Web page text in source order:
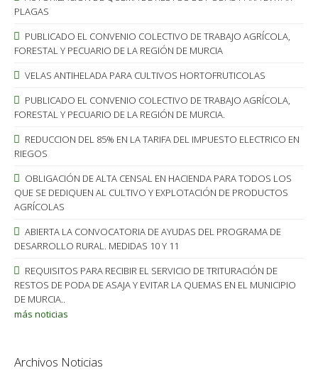
PLAGAS
PUBLICADO EL CONVENIO COLECTIVO DE TRABAJO AGRÍCOLA,
FORESTAL Y PECUARIO DE LA REGIÓN DE MURCIA
VELAS ANTIHELADA PARA CULTIVOS HORTOFRUTICOLAS
PUBLICADO EL CONVENIO COLECTIVO DE TRABAJO AGRÍCOLA,
FORESTAL Y PECUARIO DE LA REGIÓN DE MURCIA.
REDUCCION DEL 85% EN LA TARIFA DEL IMPUESTO ELECTRICO EN
RIEGOS
OBLIGACIÓN DE ALTA CENSAL EN HACIENDA PARA TODOS LOS
QUE SE DEDIQUEN AL CULTIVO Y EXPLOTACIÓN DE PRODUCTOS
AGRÍCOLAS
ABIERTA LA CONVOCATORIA DE AYUDAS DEL PROGRAMA DE
DESARROLLO RURAL. MEDIDAS 10 Y 11
REQUISITOS PARA RECIBIR EL SERVICIO DE TRITURACIÓN DE
RESTOS DE PODA DE ASAJA Y EVITAR LA QUEMAS EN EL MUNICIPIO
DE MURCIA..
más noticias
Archivos Noticias